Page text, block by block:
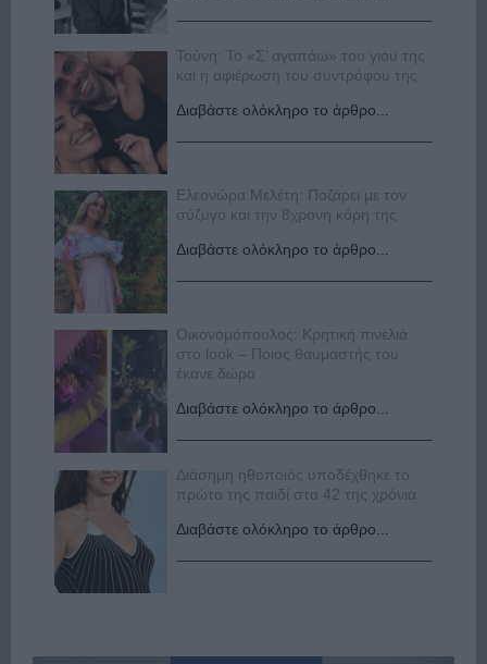
Τούνη: Το «Σ’ αγαπάω» του γιου της
και η αφιέρωση του συντρόφου της
Διαβάστε ολόκληρο το άρθρο...
Ελεονώρα Μελέτη: Ποζάρει με τον
σύζυγο και την 8χρονη κόρη της
Διαβάστε ολόκληρο το άρθρο...
Οικονομόπουλος: Κρητική πινελιά
στο look – Ποιος θαυμαστής του
έκανε δώρο
Διαβάστε ολόκληρο το άρθρο...
Διάσημη ηθοποιός υποδέχθηκε το
πρώτο της παιδί στα 42 της χρόνια
Διαβάστε ολόκληρο το άρθρο...